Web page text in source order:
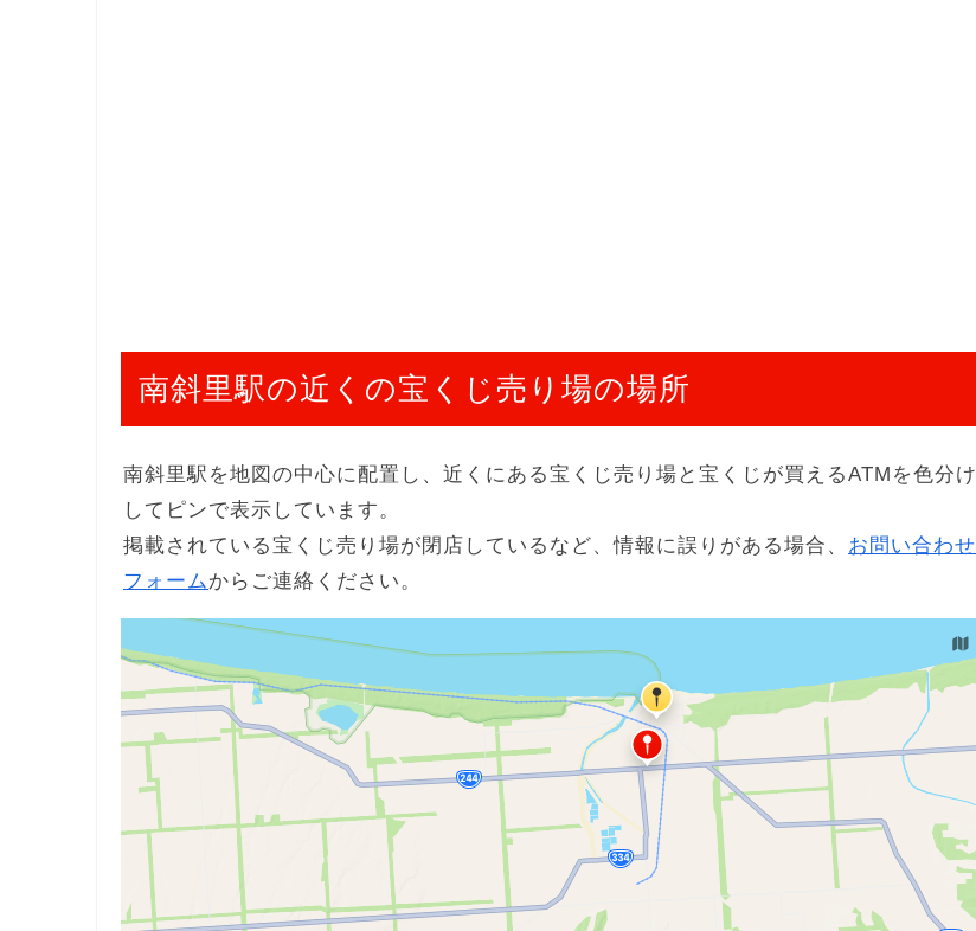
南斜里駅の近くの宝くじ売り場の場所
南斜里駅を地図の中心に配置し、近くにある宝くじ売り場と宝くじが買えるATMを色分け
してピンで表示しています。
掲載されている宝くじ売り場が閉店しているなど、情報に誤りがある場合、 お問い合わせ
フォーム からご連絡ください。